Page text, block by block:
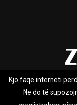
Rreth nesh
Kjo faqe interneti
Ne do të